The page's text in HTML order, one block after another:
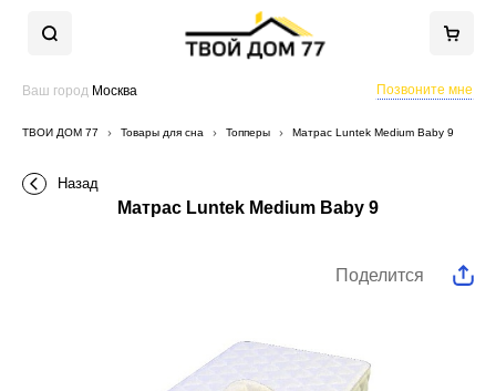
Ваш город Москва Позвоните мне
ТВОЙ ДОМ 77 Товары для сна Топперы Матрас Luntek Medium Baby 9
Назад
Матрас Luntek Medium Baby 9
Поделится